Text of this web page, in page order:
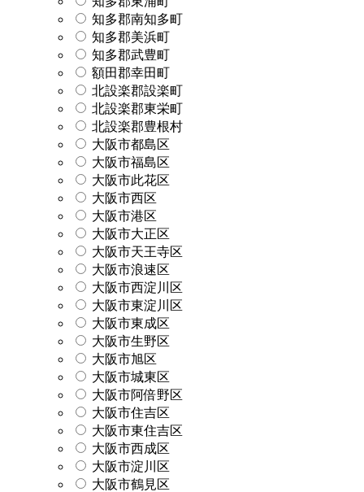
知多郡南知多町
知多郡美浜町
知多郡武豊町
額田郡幸田町
北設楽郡設楽町
北設楽郡東栄町
北設楽郡豊根村
大阪市都島区
大阪市福島区
大阪市此花区
大阪市西区
大阪市港区
大阪市大正区
大阪市天王寺区
大阪市浪速区
大阪市西淀川区
大阪市東淀川区
大阪市東成区
大阪市生野区
大阪市旭区
大阪市城東区
大阪市阿倍野区
大阪市住吉区
大阪市東住吉区
大阪市西成区
大阪市淀川区
大阪市鶴見区